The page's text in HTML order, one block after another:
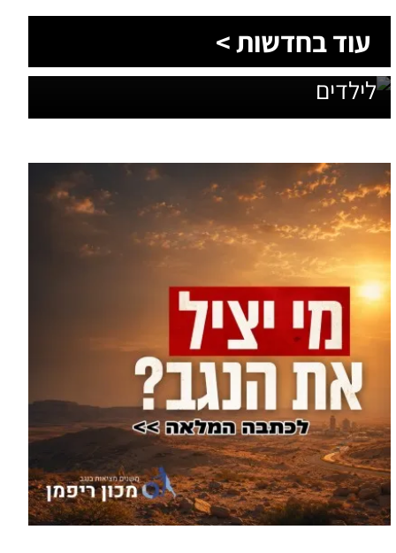
עוד מומחים >
הסעות בדרום 2026: כך מתכננים
נסיעה קבוצתית מושלמת לנגב,
לאילת ולים המלח